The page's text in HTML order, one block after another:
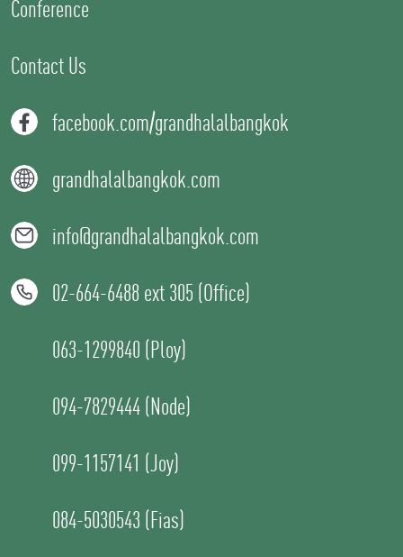
Conference
Contact Us
facebook.com/grandhalalbangkok
grandhalalbangkok.com
info@grandhalalbangkok.com
02-664-6488 ext 305 (Office)
063-1299840 (Ploy)
094-7829444 (Node)
099-1157141 (Joy)
084-5030543 (Fias)